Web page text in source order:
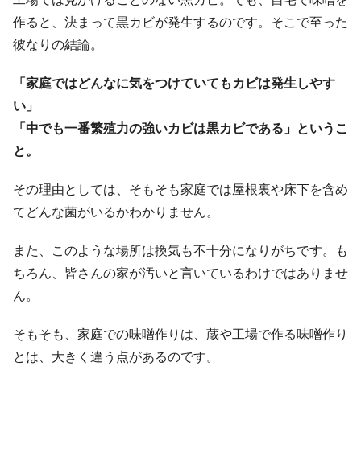
作ると、決まって黒カビが発生するのです。そこで至った
彼なりの結論。
「家庭ではどんなに気をつけていてもカビは発生しやす
い」
「中でも一番繁殖力の強いカビは黒カビである」というこ
と。
その理由としては、そもそも家庭では屋根裏や床下を含め
てどんな菌がいるかわかりません。
また、このような場所は換気も不十分になりがちです。も
ちろん、皆さんの家が汚いと言いているわけではありませ
ん。
そもそも、家庭での味噌作りは、蔵や工場で作る味噌作り
とは、大きく違う点があるのです。